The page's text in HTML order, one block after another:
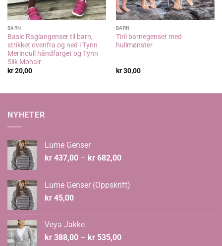
BARN
Basic Raglangenser til barn,
strikket ovenfra og ned i Tynn
Merinoull håndfarget og Tynn
Silk Mohair
kr20,00
BARN
Tiril barnegenser med
hullmønster
kr30,00
NYHETER
Lume Genser
kr 437,00 – kr 682,00Prisområde:
kr 682,00
Lume Genser (Oppskrift)
kr 45,00
Veya Jakke
kr 388,00 – kr 535,00Prisområde: